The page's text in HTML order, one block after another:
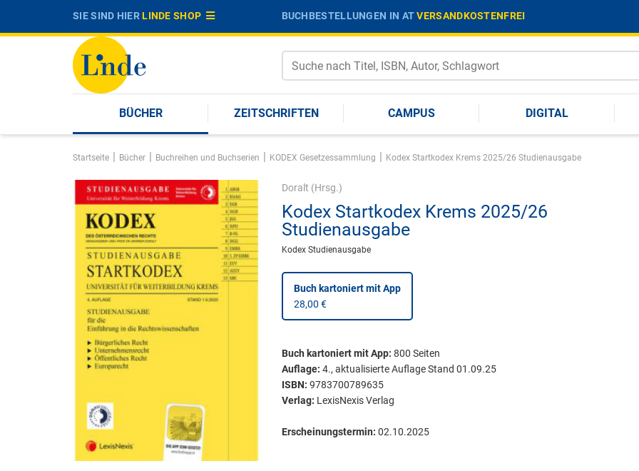
SIE SIND HIERLINDE SHOP BUCHBESTELLUNGEN IN ATVERSANDKOSTENFREI
BÜCHER ZEITSCHRIFTEN CAMPUS DIGITAL
Startseite | Bücher | Buchreihen und Buchserien | KODEX Gesetzessammlung | Kodex Startkodex Krems 2025/26 Studienausgabe
Doralt (Hrsg.)
Kodex Startkodex Krems 2025/26
Studienausgabe
Kodex Studienausgabe
Buch kartoniertmit App
28,00 €
Buch kartoniertmit App: 800 Seiten
Auflage: 4., aktualisierte Auflage Stand 01.09.25
ISBN: 9783700789635
Verlag: LexisNexis Verlag
Erscheinungstermin: 02.10.2025